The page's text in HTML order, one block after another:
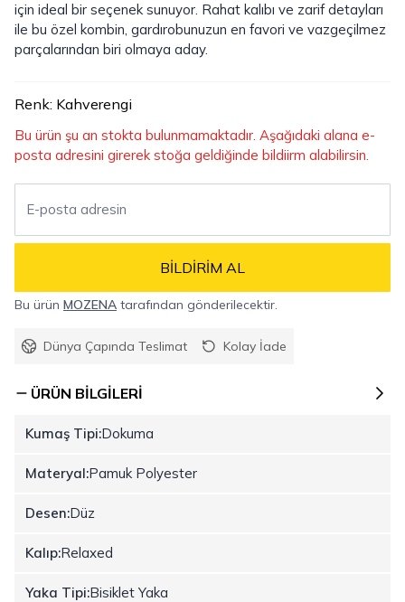
için ideal bir seçenek sunuyor. Rahat kalıbı ve zarif detayları
ile bu özel kombin, gardırobunuzun en favori ve vazgeçilmez
parçalarından biri olmaya aday.
Renk: Kahverengi
Bu ürün şu an stokta bulunmamaktadır. Aşağıdaki alana e-
posta adresini girerek stoğa geldiğinde bildiirm alabilirsin.
BILDIRIM AL
Bu ürün MOZENA tarafından gönderilecektir.
Dünya Çapında Teslimat Kolay İade
ÜRÜN BILGILERI
Kumaş Tipi:Dokuma
Materyal:Pamuk Polyester
Desen:Düz
Kalıp:Relaxed
Yaka Tipi:Bisiklet Yaka